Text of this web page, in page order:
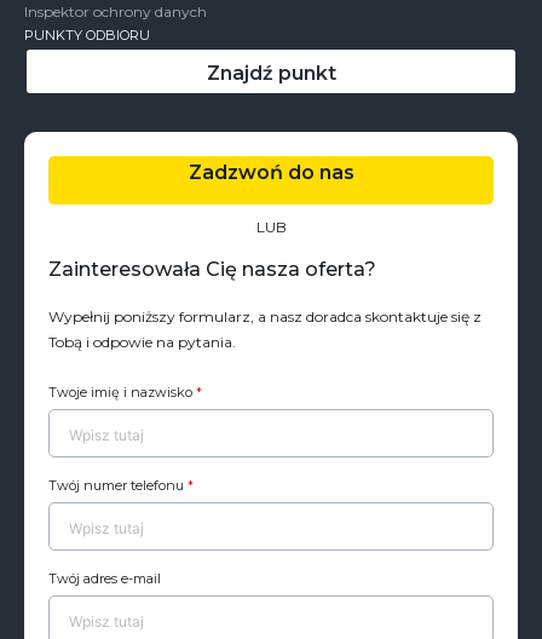
Inspektor ochrony danych
PUNKTY ODBIORU
Znajdź punkt
Zadzwoń do nas
LUB
Zainteresowała Cię nasza oferta?
Wypełnij poniższy formularz, a nasz doradca skontaktuje się z
Tobą i odpowie na pytania.
Twoje imię i nazwisko *
Twój numer telefonu *
Twój adres e-mail